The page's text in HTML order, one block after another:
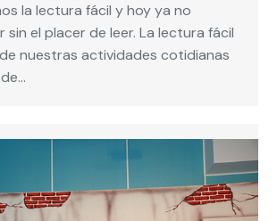
la lectura fácil y hoy ya no
sin el placer de leer. La lectura fácil
nuestras actividades cotidianas